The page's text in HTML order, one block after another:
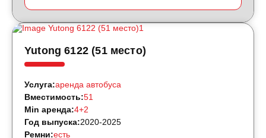
Yutong 6122 (51 место)
Услуга:аренда автобуса
Вместимость:51
Min аренда:4+2
Год выпуска:2020-2025
Ремни:есть